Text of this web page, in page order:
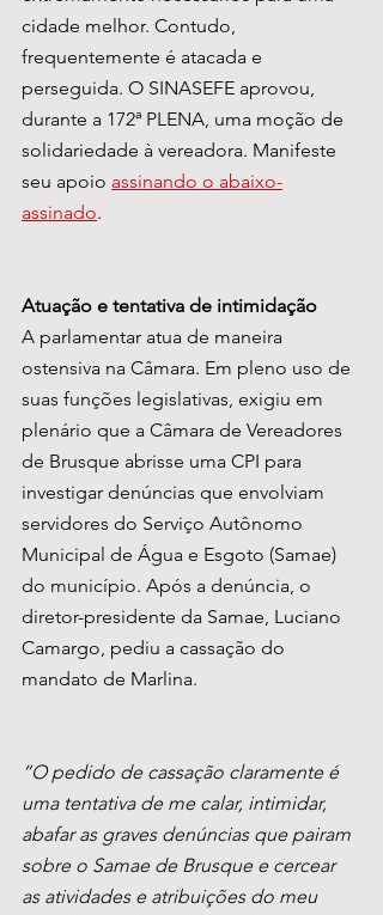
cidade melhor. Contudo,
frequentemente é atacada e
perseguida. O SINASEFE aprovou,
durante a 172ª PLENA, uma moção de
solidariedade à vereadora. Manifeste
seu apoio assinando o abaixo-
assinado.
Atuação e tentativa de intimidação
A parlamentar atua de maneira
ostensiva na Câmara. Em pleno uso de
suas funções legislativas, exigiu em
plenário que a Câmara de Vereadores
de Brusque abrisse uma CPI para
investigar denúncias que envolviam
servidores do Serviço Autônomo
Municipal de Água e Esgoto (Samae)
do município. Após a denúncia, o
diretor-presidente da Samae, Luciano
Camargo, pediu a cassação do
mandato de Marlina.
“O pedido de cassação claramente é
uma tentativa de me calar, intimidar,
abafar as graves denúncias que pairam
sobre o Samae de Brusque e cercear
as atividades e atribuições do meu